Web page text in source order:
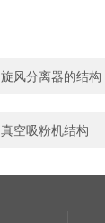
旋风分离器的结构
真空吸粉机结构